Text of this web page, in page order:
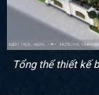
Tổng thể thiết kế